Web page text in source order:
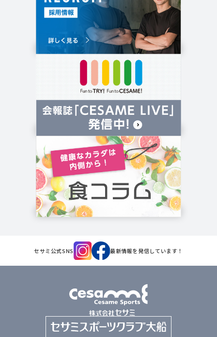
セサミ公式SNS 最新情報を発信しています！